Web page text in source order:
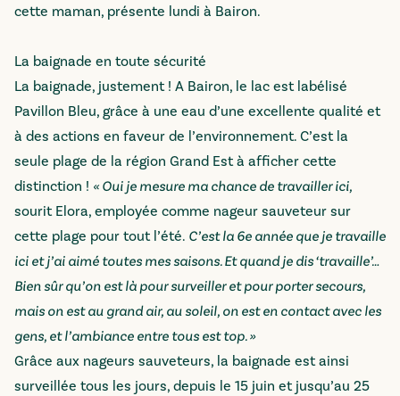
cette maman, présente lundi à Bairon.
La baignade en toute sécurité
La baignade, justement ! A Bairon, le lac est labélisé
Pavillon Bleu, grâce à une eau d’une excellente qualité et
à des actions en faveur de l’environnement. C’est la
seule plage de la région Grand Est à afficher cette
distinction ! « Oui je mesure ma chance de travailler ici,
sourit Elora, employée comme nageur sauveteur sur
cette plage pour tout l’été. C’est la 6e année que je travaille
ici et j’ai aimé toutes mes saisons. Et quand je dis ‘travaille’…
Bien sûr qu’on est là pour surveiller et pour porter secours,
mais on est au grand air, au soleil, on est en contact avec les
gens, et l’ambiance entre tous est top. »
Grâce aux nageurs sauveteurs, la baignade est ainsi
surveillée tous les jours, depuis le 15 juin et jusqu’au 25